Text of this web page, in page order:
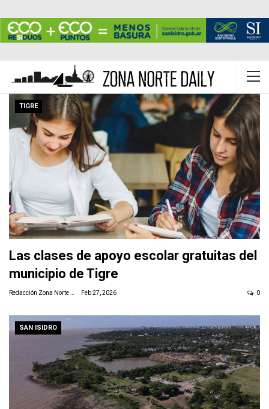
TIGRE
Las clases de apoyo escolar gratuitas del
municipio de Tigre
Feb 27, 2026 0
SAN ISIDRO